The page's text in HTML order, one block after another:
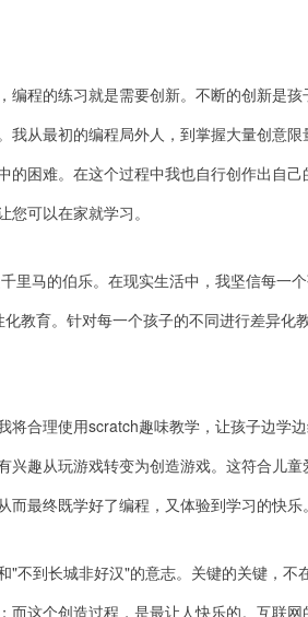
编程的练习就是需要创新。不断的创新是
我从最初的编程局外人，到掌握大量创意
的困难。在这个过程中我也自行创作出自
可以在家就学习。
里马的伯乐。在现实生活中，我坚信每一
教育。针对每一个孩子的不同进行差异化
将合理使用scratch趣味教学，让孩子边学
兴趣从玩游戏转变为创造游戏。这符合儿
最终既学好了编程，又体验到学习的快乐。
"不到长城非好汉"的意志。关键的关键，
而这个创造过程，是最让人快乐的。互联